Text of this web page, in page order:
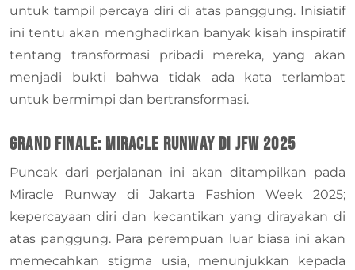
untuk tampil percaya diri di atas panggung. Inisiatif
ini tentu akan menghadirkan banyak kisah inspiratif
tentang transformasi pribadi mereka, yang akan
menjadi bukti bahwa tidak ada kata terlambat
untuk bermimpi dan bertransformasi.
Grand Finale: Miracle Runway di JFW 2025
Puncak dari perjalanan ini akan ditampilkan pada
Miracle Runway di Jakarta Fashion Week 2025;
kepercayaan diri dan kecantikan yang dirayakan di
atas panggung. Para perempuan luar biasa ini akan
memecahkan stigma usia, menunjukkan kepada